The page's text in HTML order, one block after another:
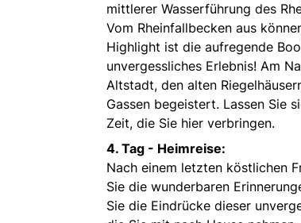
mittlerer Wasserführung des
Vom Rheinfallbecken aus
Highlight ist die aufregende
unvergessliches Erlebnis! Am
Altstadt, den alten
Gassen begeistert. Lassen Sie
Zeit, die Sie hier verbringen.
4. Tag - Heimreise:
Nach einem letzten köstlichen
Sie die wunderbaren
Sie die Eindrücke dieser